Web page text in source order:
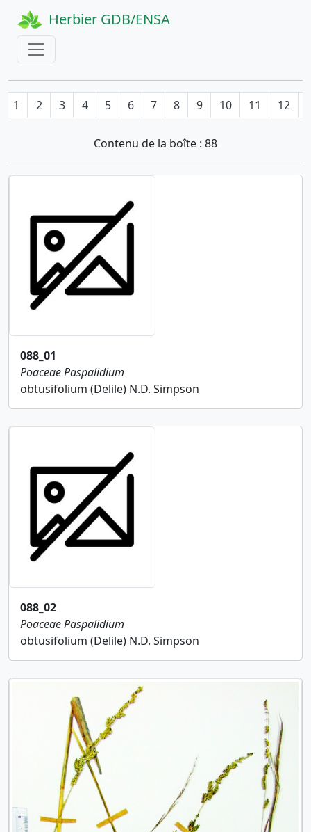
Herbier GDB/ENSA
1 2 3 4 5 6 7 8 9 10 11 12
Contenu de la boîte : 88
088_01
PoaceaePaspalidium
obtusifolium (Delile) N.D. Simpson
088_02
PoaceaePaspalidium
obtusifolium (Delile) N.D. Simpson